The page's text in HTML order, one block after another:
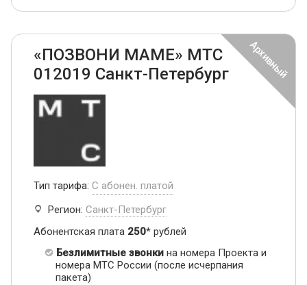
«ПОЗВОНИ МАМЕ» МТС
012019 Санкт-Петербург
Тип тарифа: С абонен. платой
Регион: Санкт-Петербург
Абонентская плата 250* рублей
Безлимитные звонки на номера Проекта и
номера МТС России (после исчерпания
пакета)